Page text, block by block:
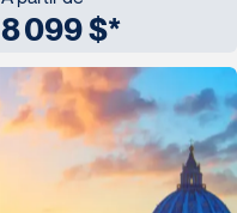
8 099 $*